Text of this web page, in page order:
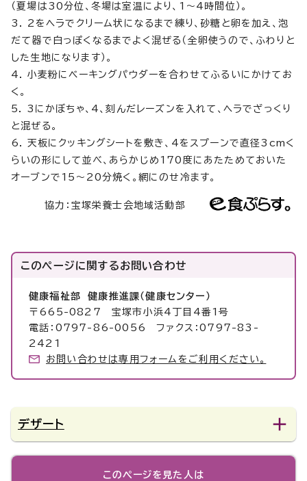
（夏場は30分位、冬場は室温により、1～4時間位）。
3. 2をヘラでクリーム状になるまで練り、砂糖と卵を加え、泡
だて器で白っぽくなるまでよく混ぜる（全卵使うので、ふわりと
した生地になります）。
4. 小麦粉にベーキングパウダーを合わせてふるいにかけてお
く。
5. 3にかぼちゃ、4、刻んだレーズンを入れて、ヘラでざっくり
と混ぜる。
6. 天板にクッキングシートを敷き、4をスプーンで直径3cmく
らいの形にして並べ、あらかじめ170度にあたためておいた
オーブンで15～20分焼く。網にのせ冷ます。
協力：宝塚栄養士会地域活動部
このページに関するお問い合わせ
健康福祉部 健康推進課（健康センター）
〒665-0827 宝塚市小浜4丁目4番1号
電話：0797-86-0056 ファクス：0797-83-
2421
お問い合わせは専用フォームをご利用ください。
デザート
このページを見た人は